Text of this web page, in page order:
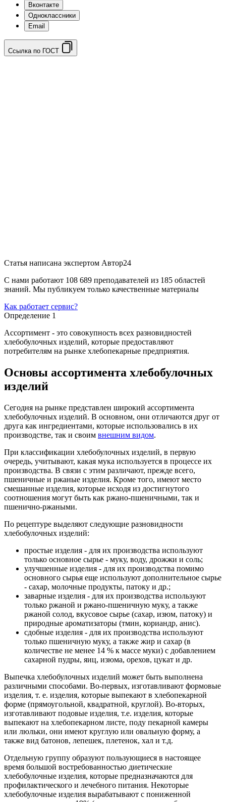
Вконтакте
Одноклассники
Email
Ссылка по ГОСТ
Статья написана экспертом Автор24
С нами работают 108 689 преподавателей из 185 областей
знаний. Мы публикуем только качественные материалы
Как работает сервис?
Определение 1
Ассортимент - это совокупность всех разновидностей
хлебобулочных изделий, которые предоставляют
потребителям на рынке хлебопекарные предприятия.
Основы ассортимента хлебобулочных
изделий
Сегодня на рынке представлен широкий ассортимента
хлебобулочных изделий. В основном, они отличаются друг от
друга как ингредиентами, которые использовались в их
производстве, так и своим внешним видом.
При классификации хлебобулочных изделий, в первую
очередь, учитывают, какая мука используется в процессе их
производства. В связи с этим различают, прежде всего,
пшеничные и ржаные изделия. Кроме того, имеют место
смешанные изделия, которые исходя из достигнутого
соотношения могут быть как ржано-пшеничными, так и
пшенично-ржаными.
По рецептуре выделяют следующие разновидности
хлебобулочных изделий:
простые изделия - для их производства используют
только основное сырье - муку, воду, дрожжи и соль;
улучшенные изделия - для их производства помимо
основного сырья еще используют дополнительное сырье
- сахар, молочные продукты, патоку и др.;
заварные изделия - для их производства используют
только ржаной и ржано-пшеничную муку, а также
ржаной солод, вкусовое сырье (сахар, изюм, патоку) и
природные ароматизаторы (тмин, кориандр, анис).
сдобные изделия - для их производства используют
только пшеничную муку, а также жир и сахар (в
количестве не менее 14 % к массе муки) с добавлением
сахарной пудры, яиц, изюма, орехов, цукат и др.
Выпечка хлебобулочных изделий может быть выполнена
различными способами. Во-первых, изготавливают формовые
изделия, т. е. изделия, которые выпекают в хлебопекарной
форме (прямоугольной, квадратной, круглой). Во-вторых,
изготавливают подовые изделия, т.е. изделия, которые
выпекают на хлебопекарном листе, поду пекарной камеры
или люльки, они имеют круглую или овальную форму, а
также вид батонов, лепешек, плетенок, хал и т.д.
Отдельную группу образуют пользующиеся в настоящее
время большой востребованностью диетические
хлебобулочные изделия, которые предназначаются для
профилактического и лечебного питания. Некоторые
хлебобулочные изделия вырабатывают с пониженной